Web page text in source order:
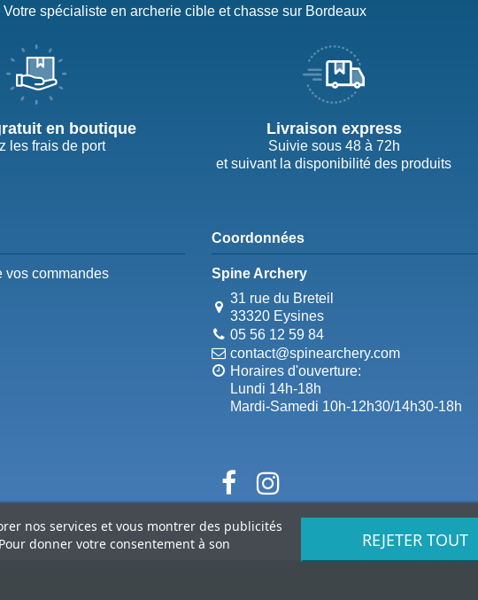
Votre spécialiste en archerie cible et chasse sur Bordeaux
en boutique
les frais de port
Livraison express
Suivie sous 48 à 72h
et suivant la disponibilité des produits
vos commandes
Coordonnées
Spine Archery
31 rue du Breteil
33320 Eysines
05 56 12 59 84
contact@spinearchery.com
Horaires d'ouverture:
Lundi 14h-18h
Mardi-Samedi 10h-12h30/14h30-18h
nos services et vous montrer des publicités
donner votre consentement à son
REJETER TOUT